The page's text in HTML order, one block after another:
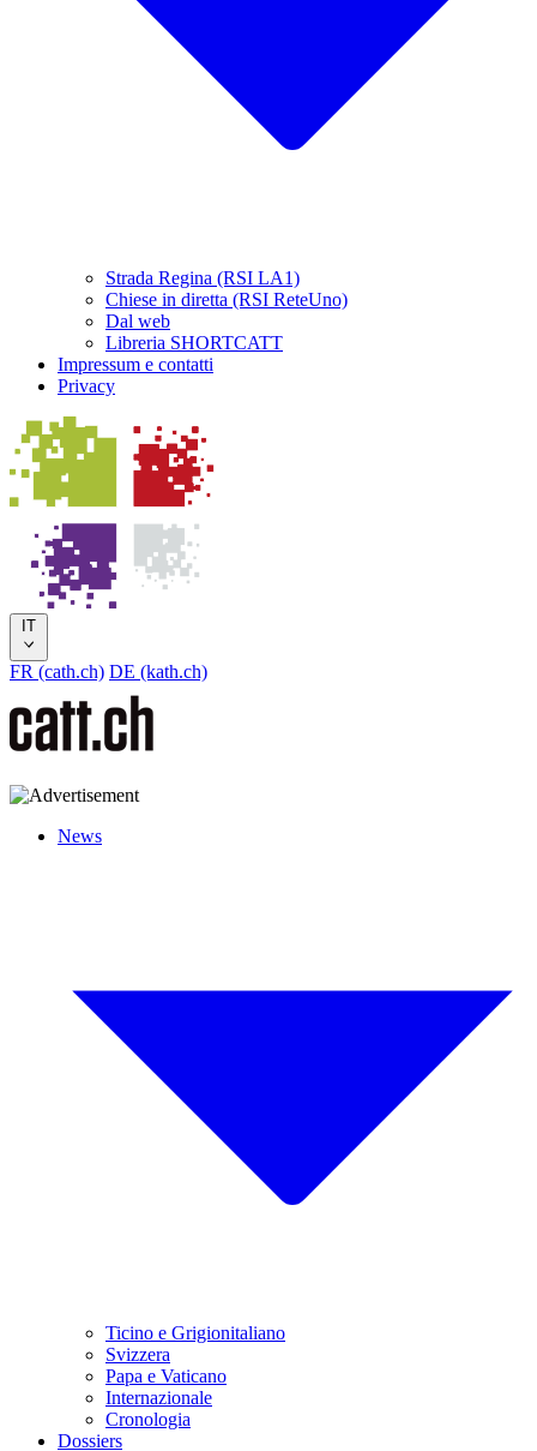
Strada Regina (RSI LA1)
Chiese in diretta (RSI ReteUno)
Dal web
Libreria SHORTCATT
Impressum e contatti
Privacy
IT
FR (cath.ch) DE (kath.ch)
News
Ticino e Grigionitaliano
Svizzera
Papa e Vaticano
Internazionale
Cronologia
Dossiers